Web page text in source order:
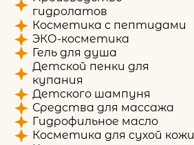
гидролатов
Косметика с пептидами
ЭКО-косметика
Гель для душа
Детской пенки для
купания
Детского шампуня
Средства для массажа
Гидрофильное масло
Косметика для сухой кожи